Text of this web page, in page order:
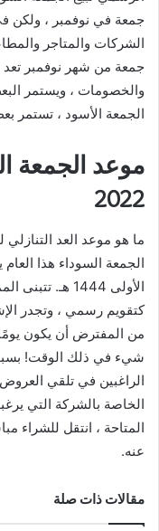
جمعة في نوفمبر ، ولكن في
الشركات والمتاجر
جمعة من شهر نوفمبر
والخصومات ، ويستمر
الجمعة الأسود ، تستمر
موعد الجمعة
2022
الأولى 1444
كتقويم رسمي ، وتجدر
من المفترض أن يكون
شيء في ذلك الوقت!
الراغبين في تلقي
الخاصة بالشركة التي
المتاحة ، انتقل للشراء
عنه.
مقالات ذات صلة